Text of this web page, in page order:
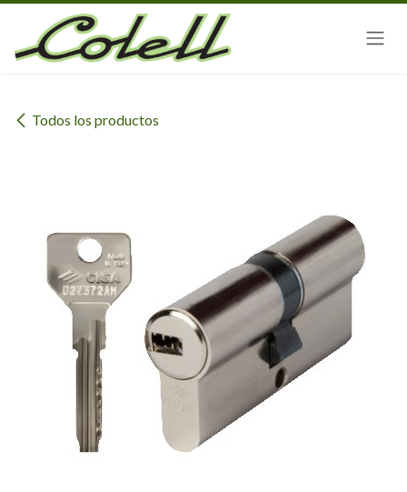
Ir al contenido
Todos los productos